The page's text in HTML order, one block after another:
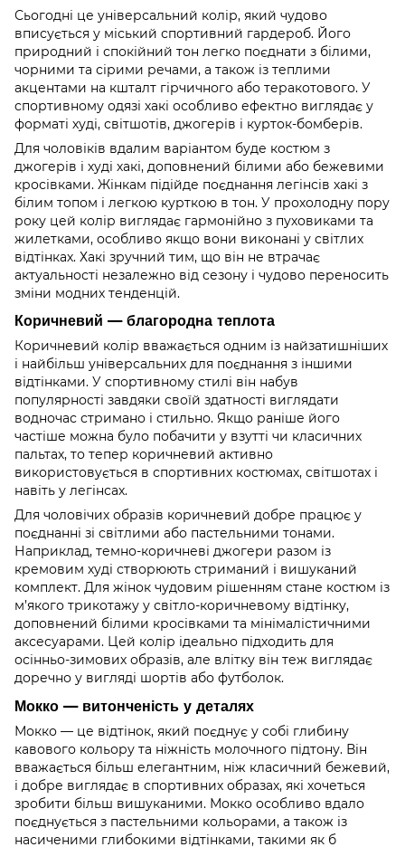
Сьогодні це універсальний колір, який чудово
вписується у міський спортивний гардероб. Його
природний і спокійний тон легко поєднати з білими,
чорними та сірими речами, а також із теплими
акцентами на кшталт гірчичного або теракотового. У
спортивному одязі хакі особливо ефектно виглядає у
форматі худі, світшотів, джогерів і курток-бомберів.
Для чоловіків вдалим варіантом буде костюм з
джогерів і худі хакі, доповнений білими або бежевими
кросівками. Жінкам підійде поєднання легінсів хакі з
білим топом і легкою курткою в тон. У прохолодну пору
року цей колір виглядає гармонійно з пуховиками та
жилетками, особливо якщо вони виконані у світлих
відтінках. Хакі зручний тим, що він не втрачає
актуальності незалежно від сезону і чудово переносить
зміни модних тенденцій.
Коричневий — благородна теплота
Коричневий колір вважається одним із найзатишніших
і найбільш універсальних для поєднання з іншими
відтінками. У спортивному стилі він набув
популярності завдяки своїй здатності виглядати
водночас стримано і стильно. Якщо раніше його
частіше можна було побачити у взутті чи класичних
пальтах, то тепер коричневий активно
використовується в спортивних костюмах, світшотах і
навіть у легінсах.
Для чоловічих образів коричневий добре працює у
поєднанні зі світлими або пастельними тонами.
Наприклад, темно-коричневі джогери разом із
кремовим худі створюють стриманий і вишуканий
комплект. Для жінок чудовим рішенням стане костюм із
м’якого трикотажу у світло-коричневому відтінку,
доповнений білими кросівками та мінімалістичними
аксесуарами. Цей колір ідеально підходить для
осінньо-зимових образів, але влітку він теж виглядає
доречно у вигляді шортів або футболок.
Мокко — витонченість у деталях
Мокко — це відтінок, який поєднує у собі глибину
кавового кольору та ніжність молочного підтону. Він
вважається більш елегантним, ніж класичний бежевий,
і добре виглядає в спортивних образах, які хочеться
зробити більш вишуканими. Мокко особливо вдало
поєднується з пастельними кольорами, а також із
насиченими глибокими відтінками, такими як б